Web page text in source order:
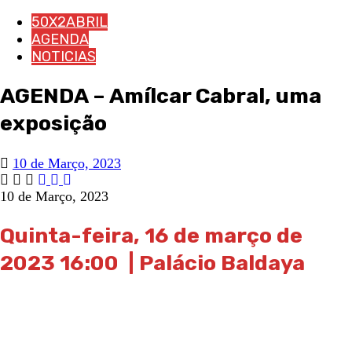
50X2ABRIL
AGENDA
NOTICIAS
AGENDA – Amílcar Cabral, uma
exposição
10 de Março, 2023
10 de Março, 2023
Quinta-feira, 16 de março de
2023 16:00 | Palácio Baldaya